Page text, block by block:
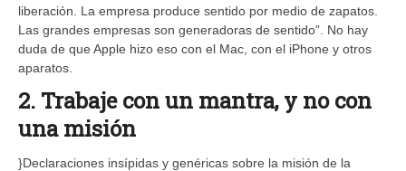
liberación. La empresa produce sentido por medio de zapatos.
Las grandes empresas son generadoras de sentido”. No hay
duda de que Apple hizo eso con el Mac, con el iPhone y otros
aparatos.
2. Trabaje con un mantra, y no con
una misión
}Declaraciones insípidas y genéricas sobre la misión de la